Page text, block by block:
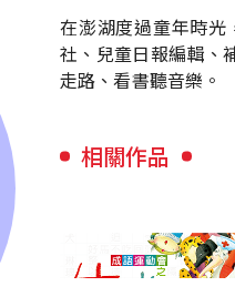
在澎湖度過童年時
社、兒童日報編輯、
走路、看書聽音樂。
相關作品